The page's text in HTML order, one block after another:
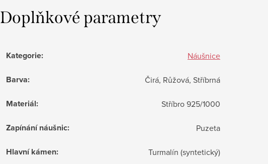
Doplňkové parametry
Kategorie: Náušnice
Barva: Čirá, Růžová, Stříbrná
Materiál: Stříbro 925/1000
Zapínání náušnic: Puzeta
Hlavní kámen: Turmalín (syntetický)